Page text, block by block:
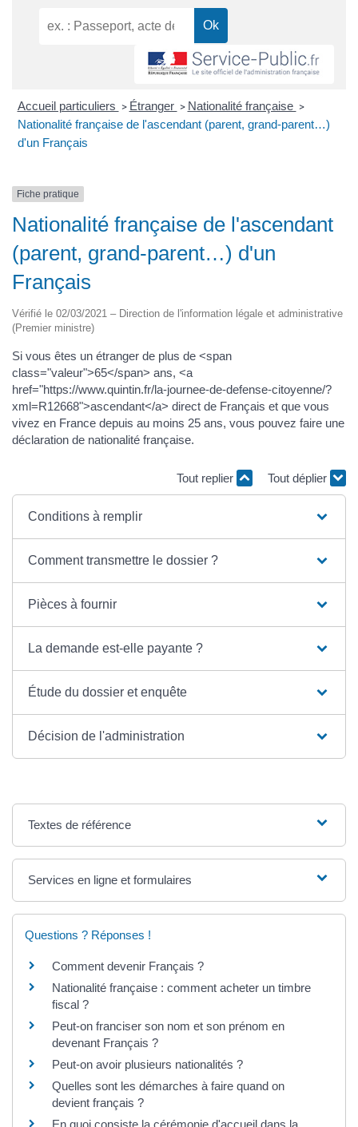
Accueil particuliers > Étranger > Nationalité française >
Nationalité française de l'ascendant (parent, grand-parent…)
d'un Français
Fiche pratique
Nationalité française de l'ascendant
(parent, grand-parent…) d'un
Français
Vérifié le 02/03/2021 – Direction de l'information légale et administrative
(Premier ministre)
Si vous êtes un étranger de plus de <span
class="valeur">65</span> ans, <a
href="https://www.quintin.fr/la-journee-de-defense-citoyenne/?
xml=R12668">ascendant</a> direct de Français et que vous
vivez en France depuis au moins 25 ans, vous pouvez faire une
déclaration de nationalité française.
Tout replier Tout déplier
Conditions à remplir
Comment transmettre le dossier ?
Pièces à fournir
La demande est-elle payante ?
Étude du dossier et enquête
Décision de l'administration
Textes de référence
Services en ligne et formulaires
Questions ? Réponses !
Comment devenir Français ?
Nationalité française : comment acheter un timbre
fiscal ?
Peut-on franciser son nom et son prénom en
devenant Français ?
Peut-on avoir plusieurs nationalités ?
Quelles sont les démarches à faire quand on
devient français ?